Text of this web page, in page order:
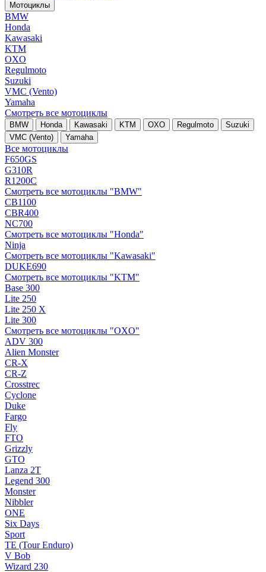
Мотоциклы
BMW
Honda
Kawasaki
KTM
OXO
Regulmoto
Suzuki
VMC (Vento)
Yamaha
Смотреть все мотоциклы
BMW Honda Kawasaki KTM OXO Regulmoto
Suzuki
VMC (Vento)
Yamaha
Все мотоциклы
F650GS
G310R
R1200C
Смотреть все мотоциклы "BMW"
CB1100
CBR400
NC700
Смотреть все мотоциклы "Honda"
Ninja
Смотреть все мотоциклы "Kawasaki"
DUKE690
Смотреть все мотоциклы "KTM"
Base 300
Lite 250
Lite 250 X
Lite 300
Смотреть все мотоциклы "OXO"
ADV 300
Alien Monster
CR-X
CR-Z
Crosstrec
Cyclone
Duke
Fargo
Fly
FTO
Grizzly
GTO
Lanza 2T
Legend 300
Monster
Nibbler
ONE
Six Days
Sport
TE (Tour Enduro)
V Bob
Wizard 230